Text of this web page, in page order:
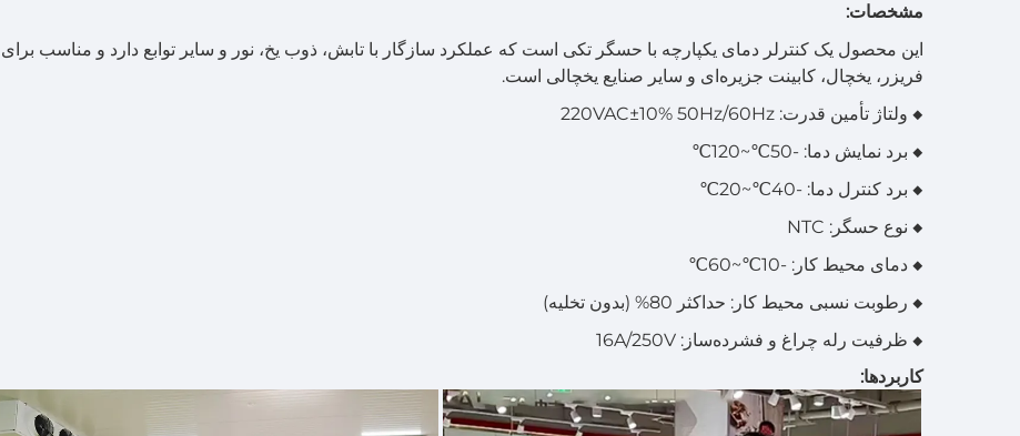
مشخصات:
این محصول یک کنترلر دمای یکپارچه با حسگر تکی است که عملکرد سازگار با تابش، ذوب یخ، نور و سایر توابع دارد و مناسب برای
فریزر، یخچال، کابینت جزیره‌ای و سایر صنایع یخچالی است.
◆ ولتاژ تأمین قدرت: 220VAC±10% 50Hz/60Hz
◆ برد نمایش دما: -50℃~120℃
◆ برد کنترل دما: -40℃~20℃
◆ نوع حسگر: NTC
◆ دمای محیط کار: -10℃~60℃
◆ رطوبت نسبی محیط کار: حداکثر 80% (بدون تخلیه)
◆ ظرفیت رله چراغ و فشرده‌ساز: 16A/250V
کاربردها: